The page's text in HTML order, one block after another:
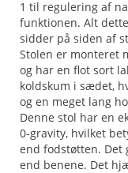
1 til regulering af
funktionen. Alt
sidder på siden af
Stolen er monteret
og har en flot sort
koldskum i sædet,
og en meget lang
Denne stol har en
0-gravity, hvilket
end fodstøtten.
end benene. Det